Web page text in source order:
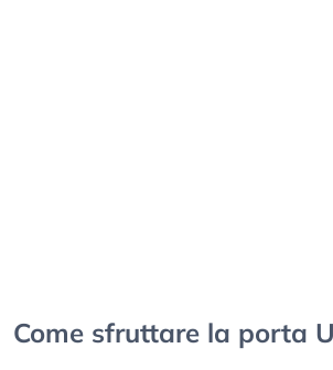
Come sfruttare la porta